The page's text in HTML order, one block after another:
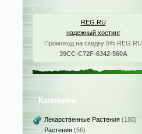
REG.RU
надежный хостинг
Промокод на скидку 5% REG.RU
39CC-C72F-6342-560A
Категории
Лекарственные Растения (180)
Растения (56)